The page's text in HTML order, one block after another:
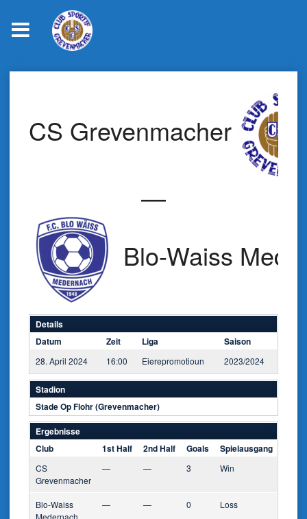
CS Grevenmacher
—
Blo-Waiss
Details
Datum
Zeit Liga Saison
28. April 2024 16:00 Eierepromotioun 2023/2024
Stadion
Stade Op Flohr (Grevenmacher)
Ergebnisse
Club
1st Half 2nd Half Goals Spielausgang
CS
Grevenmacher
— — 3 Win
Blo-Waiss
Medernach
— — 0 Loss